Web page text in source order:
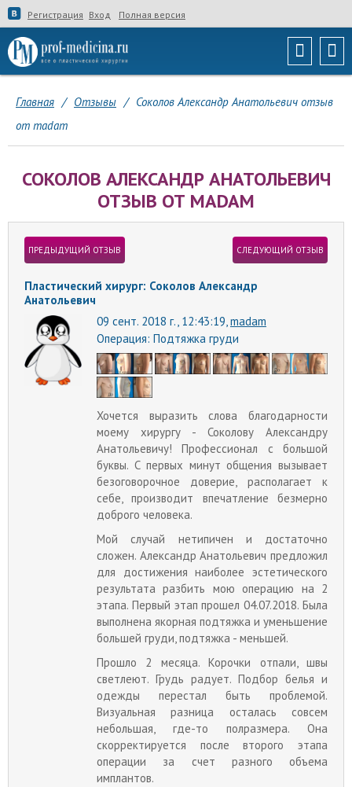
Регистрация Вход Полная версия
Главная / Отзывы / Соколов Александр Анатольевич отзыв
от madam
СОКОЛОВ АЛЕКСАНДР АНАТОЛЬЕВИЧ
ОТЗЫВ ОТ MADAM
ПРЕДЫДУЩИЙ ОТЗЫВ СЛЕДУЮЩИЙ ОТЗЫВ
Пластический хирург: Соколов Александр
Анатольевич
09 сент. 2018 г., 12:43:19, madam
Операция: Подтяжка груди
Хочется выразить слова благодарности
моему хирургу - Соколову Александру
Анатольевичу! Профессионал с большой
буквы. С первых минут общения вызывает
безоговорочное доверие, располагает к
себе, производит впечатление безмерно
доброго человека.
Мой случай нетипичен и достаточно
сложен. Александр Анатольевич предложил
для достижения наиболее эстетического
результата разбить мою операцию на 2
этапа. Первый этап прошел 04.07.2018. Была
выполнена якорная подтяжка и уменьшение
большей груди, подтяжка - меньшей.
Прошло 2 месяца. Корочки отпали, швы
светлеют. Грудь радует. Подбор белья и
одежды перестал быть проблемой.
Визуальная разница осталась совсем
небольшая, где-то полразмера. Она
скорректируется после второго этапа
операции за счет разного объема
имплантов.